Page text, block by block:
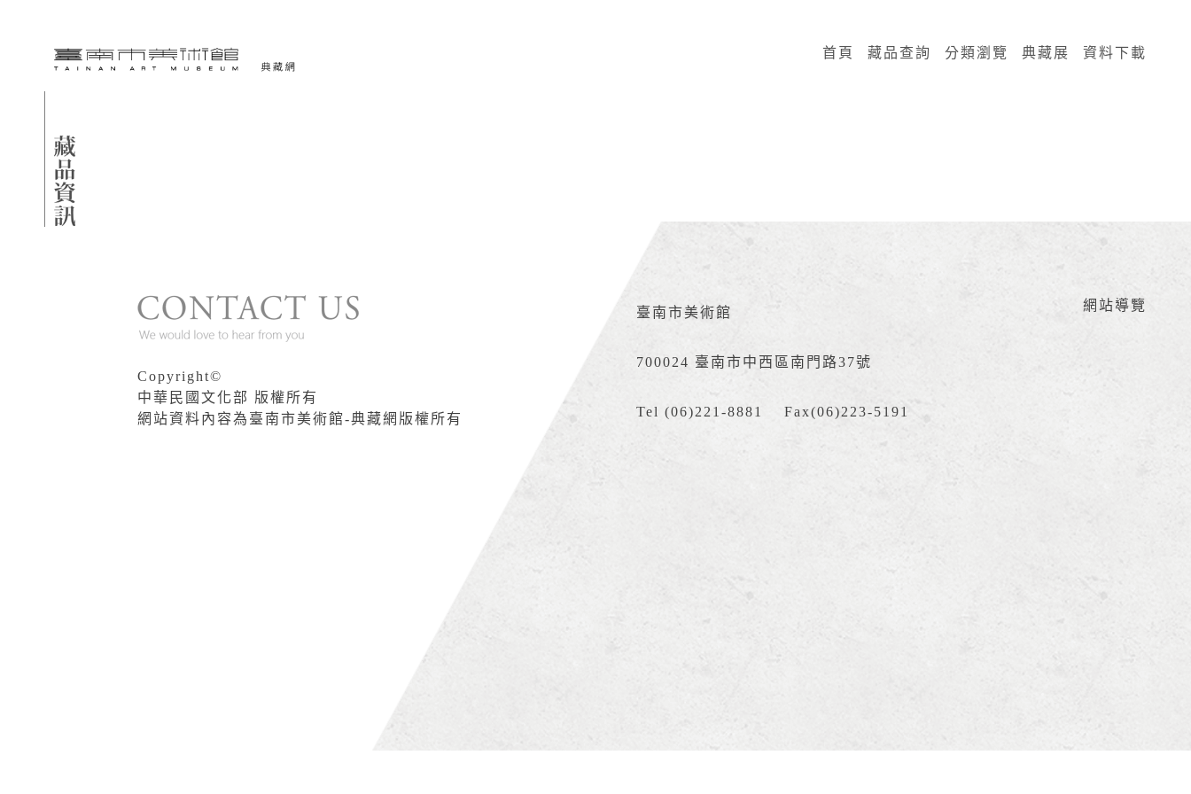
臺南市美術館-典藏網
網頁導覽
首頁 藏品查詢 分類瀏覽 典藏展 資料下載
Copyright©
中華民國文化部 版權所有
網站資料內容為臺南市美術館-典藏網版權所有
臺南市美術館
700024 臺南市中西區南門路37號
Tel (06)221-8881 Fax(06)223-5191
網站導覽